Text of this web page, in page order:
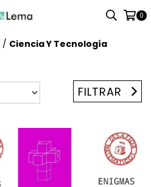
0
/ Ciencia Y Tecnología
FILTRAR